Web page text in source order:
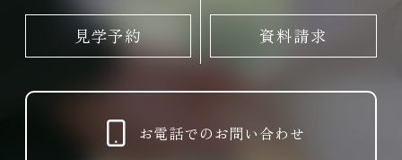
見学予約 資料請求
お電話でのお問い合わせ